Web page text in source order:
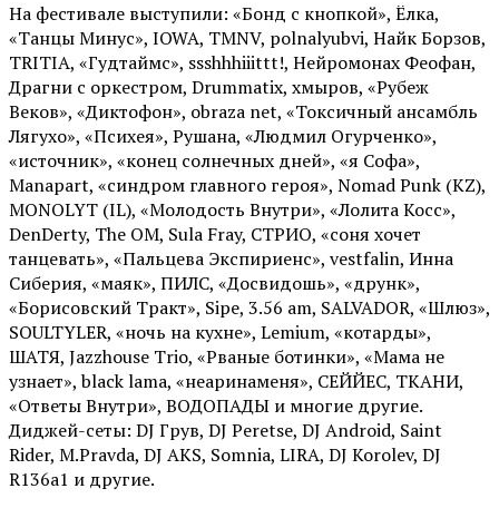
На фестивале выступили: «Бонд с кнопкой», Ёлка,
«Танцы Минус», IOWA, TMNV, polnalyubvi, Найк Борзов,
TRITIA, «Гудтаймс», ssshhhiiittt!, Нейромонах Феофан,
Драгни с оркестром, Drummatix, хмыров, «Рубеж
Веков», «Диктофон», obraza net, «Токсичный ансамбль
Лягухо», «Психея», Рушана, «Людмил Огурченко»,
«источник», «конец солнечных дней», «я Софа»,
Manapart, «синдром главного героя», Nomad Punk (KZ),
MONOLYT (IL), «Молодость Внутри», «Лолита Косс»,
DenDerty, The OM, Sula Fray, СТРИО, «соня хочет
танцевать», «Пальцева Экспириенс», vestfalin, Инна
Сиберия, «маяк», ПИЛС, «Досвидошь», «друнк»,
«Борисовский Тракт», Sipe, 3.56 am, SALVADOR, «Шлюз»,
SOULTYLER, «ночь на кухне», Lemium, «котарды»,
ШАТЯ, Jazzhouse Trio, «Рваные ботинки», «Мама не
узнает», black lama, «неаринаменя», СЕЙЙЕС, ТКАНИ,
«Ответы Внутри», ВОДОПАДЫ и многие другие.
Диджей-сеты: DJ Грув, DJ Peretse, DJ Android, Saint
Rider, М.Pravda, DJ AKS, Somnia, LIRA, DJ Korolev, DJ
R136a1 и другие.